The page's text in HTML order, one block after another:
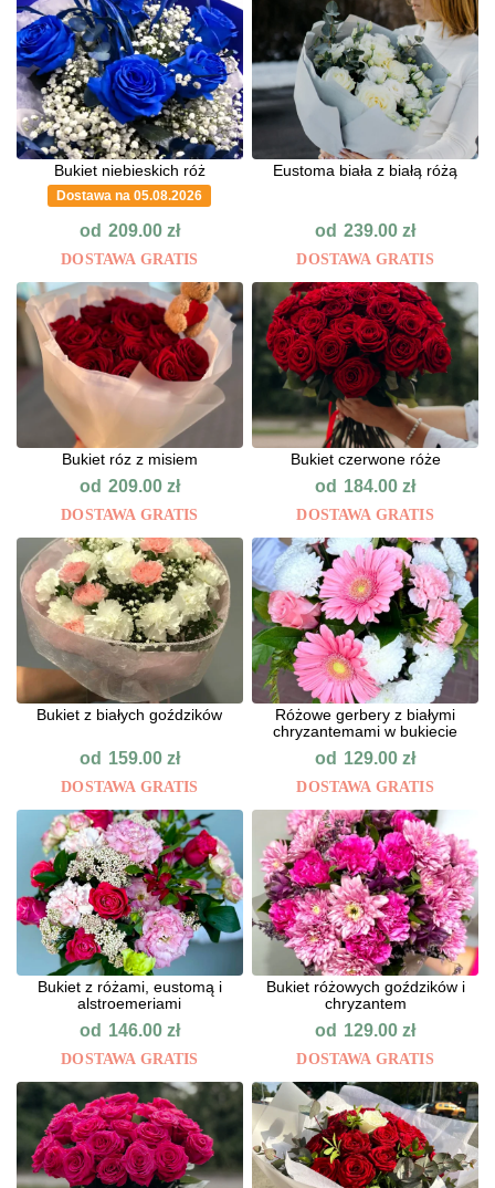
Bukiet niebieskich róż
Dostawa na 05.08.2026
od 209.00 zł
DOSTAWA GRATIS
Eustoma biała z białą różą
od 239.00zł
DOSTAWA GRATIS
Bukiet róz z misiem
od 209.00 zł
DOSTAWA GRATIS
Bukiet czerwone róże
od 184.00zł
DOSTAWA GRATIS
Bukiet z białych goździków
od 159.00 zł
DOSTAWA GRATIS
Różowe gerbery z białymi
chryzantemami w bukiecie
od 129.00zł
DOSTAWA GRATIS
Bukiet z różami, eustomą i
alstroemeriami
od 146.00 zł
DOSTAWA GRATIS
Bukiet różowych goździków i
chryzantem
od 129.00zł
DOSTAWA GRATIS